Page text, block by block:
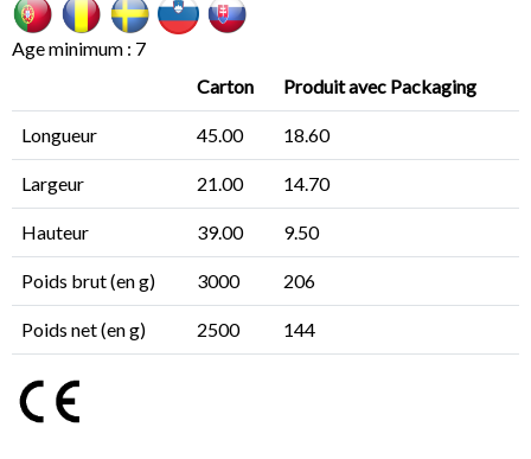
Age minimum : 7
Carton
Produit avec Packaging
Longueur 45.00 18.60
Largeur 21.00 14.70
Hauteur 39.00 9.50
Poids brut (en g) 3000 206
Poids net (en g) 2500 144